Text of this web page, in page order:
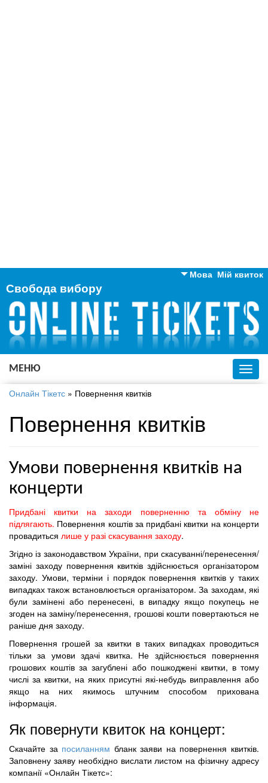
Мій квиток
Мова
Англійська
Російська
Українська
Свобода вибору
МЕНЮ
Онлайн Тікетс » Повернення квитків
Повернення квитків
Умови повернення квитків на
концерти
Придбані квитки на заходи поверненню та обміну не
підлягають. Повернення коштів за придбані квитки на концерти
провадиться лише у разі скасування заходу.
Згідно із законодавством України, при скасуванні/перенесення/
заміні заходу повернення квитків здійснюється організатором
заходу. Умови, терміни і порядок повернення квитків у таких
випадках також встановлюється організатором. За заходам, які
були замінені або перенесені, в випадку якщо покупець не
згоден на заміну/перенесення, грошові кошти повертаються не
раніше дня заходу.
Повернення грошей за квитки в таких випадках проводиться
тільки за умови здачі квитка. Не здійснюється повернення
грошових коштів за загублені або пошкоджені квитки, в тому
числі за квитки, на яких присутні які-небудь виправлення або
якщо на них якимось штучним способом прихована
інформація.
Як повернути квиток на концерт:
Скачайте за посиланням бланк заяви на повернення квитків.
Заповнену заяву необхідно вислати листом на фізичну адресу
компанії «Онлайн Тікетс»: